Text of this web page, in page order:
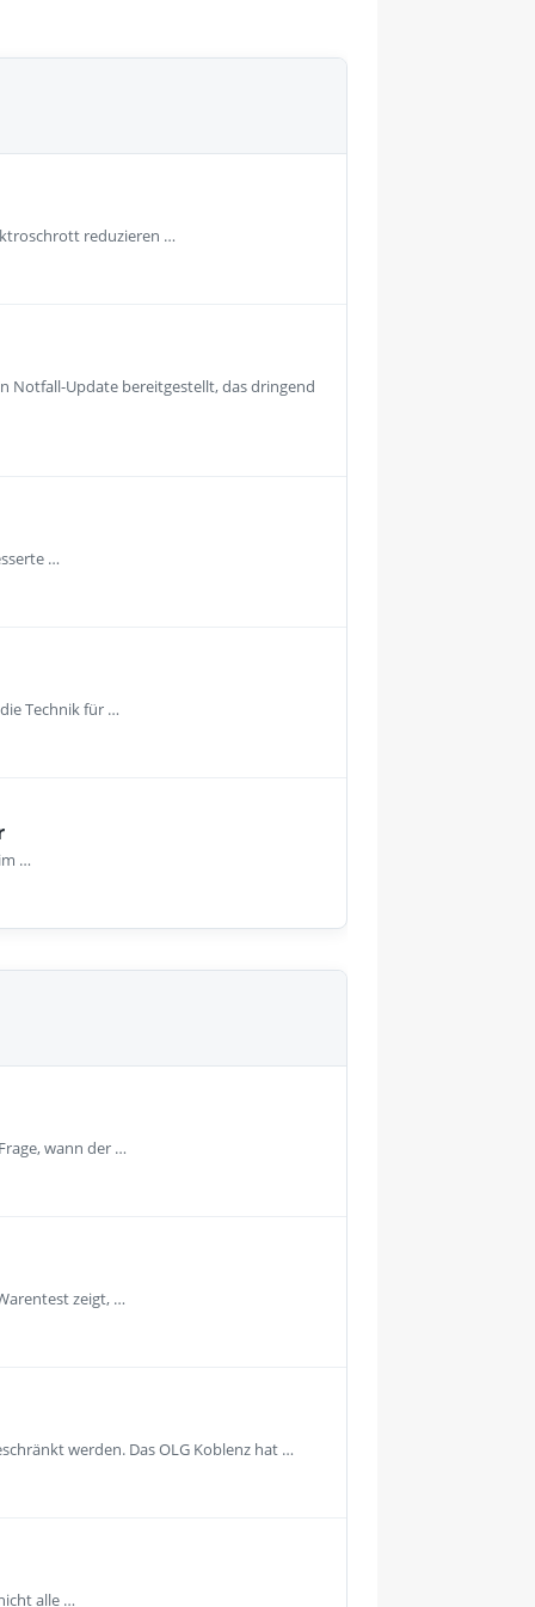
reduzieren …
Notfall-Update bereitgestellt, das dringend
…
Technik für …
…
wann der …
zeigt, …
werden. Das OLG Koblenz hat …
alle …